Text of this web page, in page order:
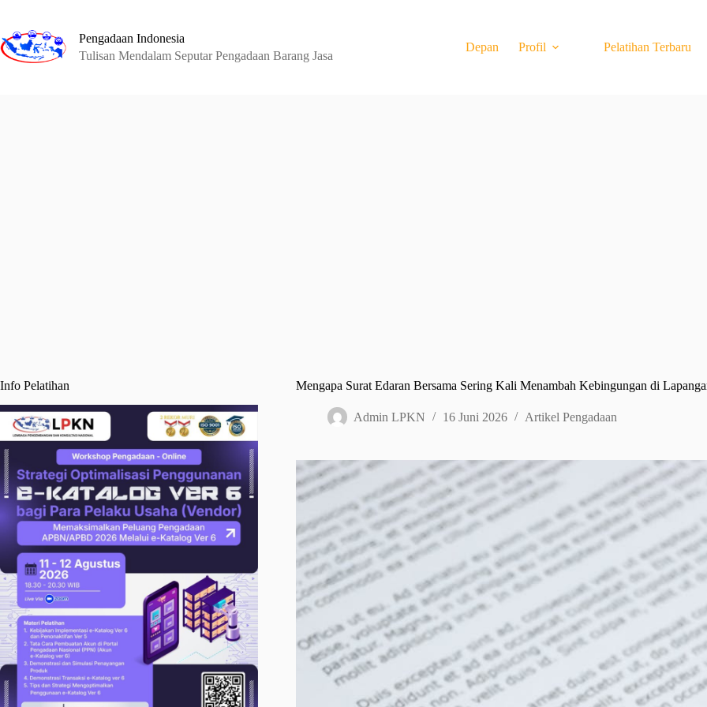
content
Pengadaan Indonesia
Tulisan Mendalam Seputar Pengadaan Barang Jasa
Depan Profil Pelatihan Terbaru
Mengapa Surat Edaran Bersama Sering Kali Menambah Kebingungan di
Admin LPKN 16 Juni 2026 Artikel Pengadaan
Info Pelatihan